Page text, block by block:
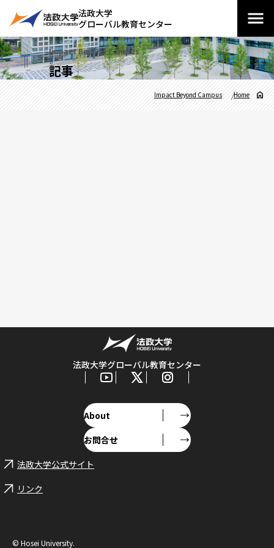
法政大学
グローバル教育センター
Impact Beyond Campus
記事
Home
Impact Beyond Campus
法政大学グローバル教育センター
About
お問合せ
法政大学公式サイト
リンク
© Hosei University.